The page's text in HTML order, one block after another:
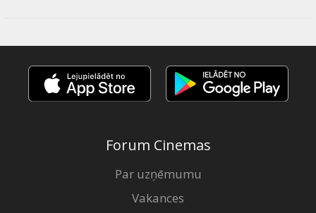
Forum Cinemas
Par uzņēmumu
Vakances